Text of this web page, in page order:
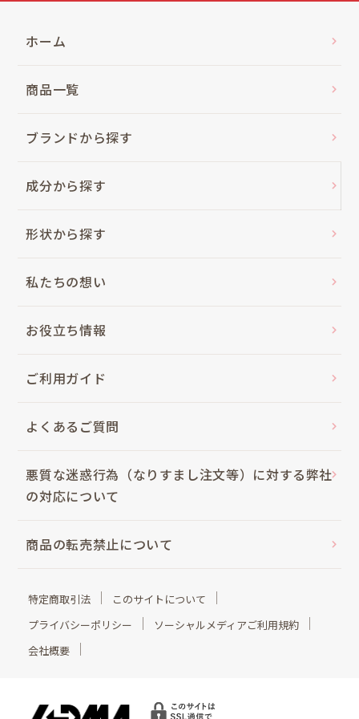
ホーム
商品一覧
ブランドから探す
成分から探す
形状から探す
私たちの想い
お役立ち情報
ご利用ガイド
よくあるご質問
悪質な迷惑行為（なりすまし注文等）に対する弊社
の対応について
商品の転売禁止について
特定商取引法
このサイトについて
プライバシーポリシー
ソーシャルメディアご利用規約
会社概要